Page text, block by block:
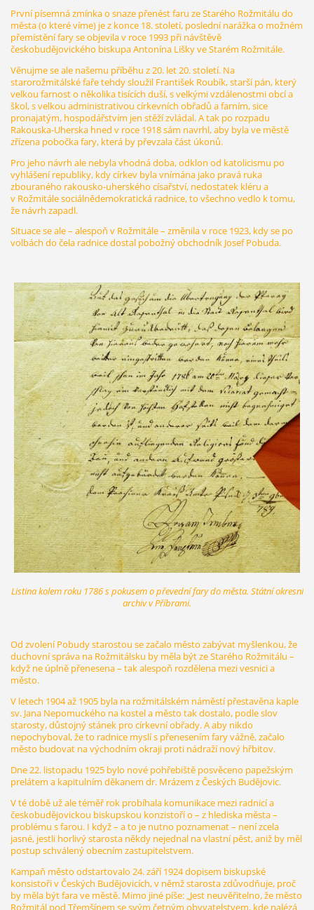
První písemná zmínka o snaze přenést faru ze Starého Rožmitálu do
města (o které víme) je z konce 18. století, poslední narážka o možném
přemístění fary se objevila v roce 1993 při návštěvě
českobudějovického biskupa Antonína Lišky ve Starém Rožmitále.
Věnujme se ale našemu příběhu z 20. let 20. století. Na
starorožmitálské faře tehdy sloužil František Roubík, starší pán, který
velkou farnost o několika tisících duší, s velkými vzdálenostmi obcí a
škol, s velkou administrativou církevních obřadů a farním, sice
pronajatým, hospodářstvím jen stěží zvládal. A tak po rozpadu
Rakouska-Uherska hned v roce 1918 sám navrhl, aby byla ve městě
zřízena pobočka fary, která by převzala část úkonů.
Pro jeho návrh ale nebyla vhodná doba, odklon od katolicismu po
vyhlášení republiky, kdy církev byla vnímána jako pravá ruka
zbouraného rakousko-uherského císařství, nedostatek kléru a
v Rožmitále sociálnědemokratická radnice, to všechno vedlo k tomu,
že návrh zapadl.
Situace se ale – alespoň v Rožmitále – změnila v roce 1923, kdy se po
volbách do čela radnice dostal pobožný obchodník Josef Pobuda.
Listina kolem roku 1786 s pokusem o převední fary do města. Státní okresní
archiv v Příbrami.
Od zvolení Pobudy starostou se začalo město zabývat myšlenkou, že
duchovní správa na Rožmitálsku by měla být ze Starého Rožmitálu –
když ne úplně přenesena – tak alespoň rozdělena mezi vesnici a
město.
V letech 1904 až 1905 byla na rožmitálském náměstí přestavěna kaple
sv. Jana Nepomuckého na kostel a město tak dostalo, podle slov
starosty, důstojný stánek pro církevní obřady. A aby nikdo
nepochyboval, že to radnice myslí s přenesením fary vážně, začalo
město budovat na východním okraji proti nádraží nový hřbitov.
Dne 22. listopadu 1925 bylo nové pohřebiště posvěceno papežským
prelátem a kapitulním děkanem dr. Mrázem z Českých Budějovic.
V té době už ale téměř rok probíhala komunikace mezi radnicí a
českobudějovickou biskupskou konzistoří o – z hlediska města –
problému s farou. I když – a to je nutno poznamenat – není zcela
jasné, jestli horlivý starosta někdy nejednal na vlastní pěst, aniž by měl
postup schválený obecním zastupitelstvem.
Kampaň město odstartovalo 24. září 1924 dopisem biskupské
konsistoři v Českých Budějovicích, v němž starosta zdůvodňuje, proč
by měla být fara ve městě. Mimo jiné píše: „Jest neuvěřitelno, že město
Rožmitál pod Třemšínem se svým četným obyvatelstvem, kde nalézá